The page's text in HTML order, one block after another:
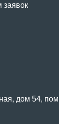
заявок
дом 54,